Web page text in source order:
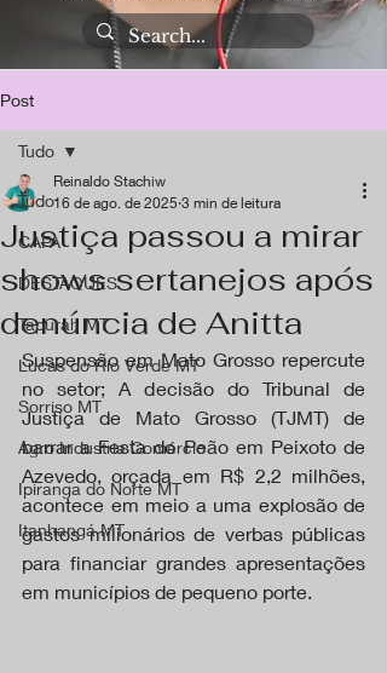
Post
Tudo
CAPA
DESTAQUES
Tapurah MT
Lucas do Rio Verde MT
Sorriso MT
Agro Industria Comércio
Ipiranga do Norte MT
Itanhangá MT
Tudo
Justiça passou a mirar
shows sertanejos após
denúncia de Anitta
Reinaldo Stachiw
16 de ago. de 2025 3 min de leitura
Suspensão em Mato Grosso repercute
no setor; A decisão do Tribunal de
Justiça de Mato Grosso (TJMT) de
barrar a Festa do Peão em Peixoto de
Azevedo, orçada em R$ 2,2 milhões,
acontece em meio a uma explosão de
gastos milionários de verbas públicas
para financiar grandes apresentações
em municípios de pequeno porte.